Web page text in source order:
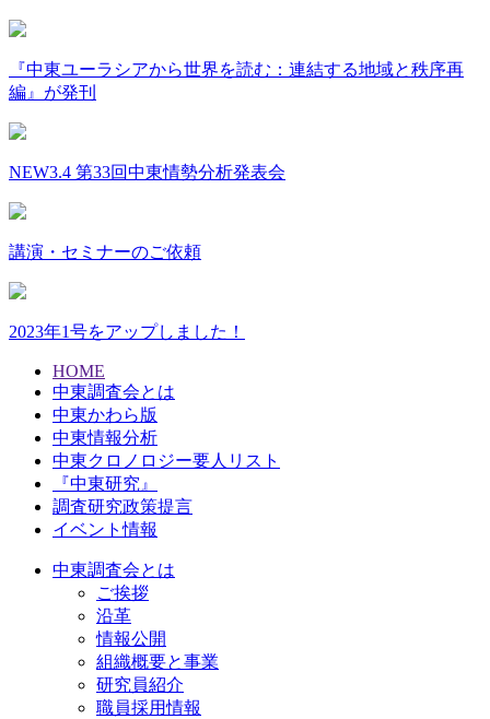
『中東ユーラシアから世界を読む：連結する地域と秩序再
編』が発刊
NEW3.4 第33回中東情勢分析発表会
講演・セミナーのご依頼
2023年1号をアップしました！
HOME
中東調査会とは
中東かわら版
中東情報分析
中東クロノロジー要人リスト
『中東研究』
調査研究政策提言
イベント情報
中東調査会とは
ご挨拶
沿革
情報公開
組織概要と事業
研究員紹介
職員採用情報